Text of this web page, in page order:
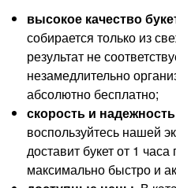
высокое качество
собирается только из
результат не
незамедлительно
абсолютно бесплатно;
скорость и надежность
воспользуйтесь нашей
доставит букет от 1
максимально быстро и